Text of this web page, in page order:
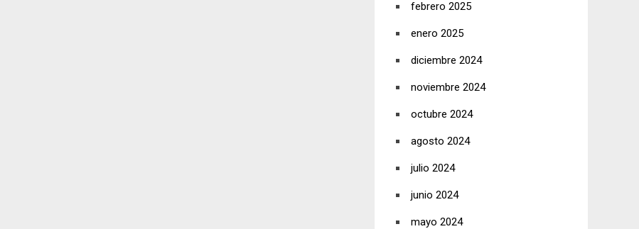
febrero 2025
enero 2025
diciembre 2024
noviembre 2024
octubre 2024
agosto 2024
julio 2024
junio 2024
mayo 2024